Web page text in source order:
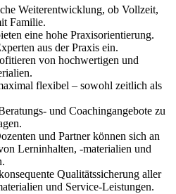
Weiterentwicklung, ob Vollzeit,
Familie.
eine hohe Praxisorientierung.
aus der Praxis ein.
von hochwertigen und
flexibel – sowohl zeitlich als
und Coachingangebote zu
und Partner können sich an
Lerninhalten, -materialien und
Qualitätssicherung aller
und Service-Leistungen.